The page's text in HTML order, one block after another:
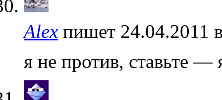
Alex пишет 24.04.2011
я не против, ставьте —